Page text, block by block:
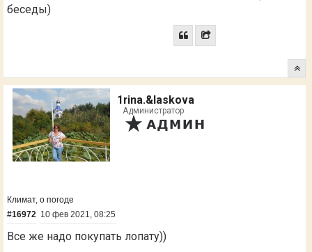
беседы)
1rina.&laskova
Администратор
Климат, о погоде
#16972 10 фев 2021, 08:25
Все же надо покупать лопату))